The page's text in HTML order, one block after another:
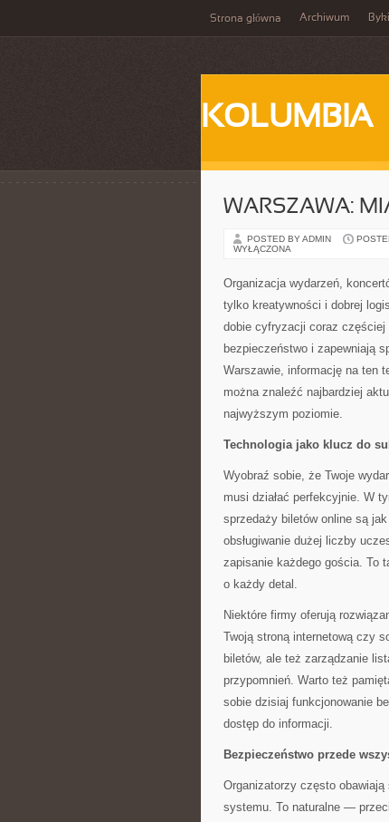
Strona główna Archiwum Byki
KOLUMBIA
WARSZAWA:
POSTED BY ADMIN
WYŁĄCZONA
Organizacja wydarzeń,
tylko kreatywności i dobrej
dobie cyfryzacji coraz
bezpieczeństwo i zapewniają
Warszawie, informację na ten
można znaleźć najbardziej
najwyższym poziomie.
Technologia jako klucz do
Wyobraź sobie, że Twoje
musi działać perfekcyjnie. W
sprzedaży biletów online są
obsługiwanie dużej liczby
zapisanie każdego gościa. To
o każdy detal.
Niektóre firmy oferują
Twoją stroną internetową czy
biletów, ale też zarządzanie
przypomnień. Warto też
sobie dzisiaj funkcjonowanie
dostęp do informacji.
Bezpieczeństwo przede
Organizatorzy często
systemu. To naturalne —